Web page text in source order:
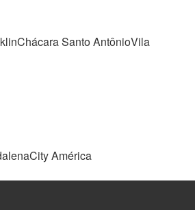
Santo AntônioVila
América